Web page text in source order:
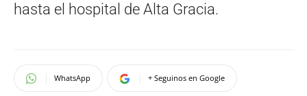
hasta el hospital de Alta Gracia.
WhatsApp + Seguinos en Google